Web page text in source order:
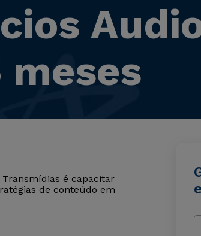
Transmídias é capacitar
de conteúdo em